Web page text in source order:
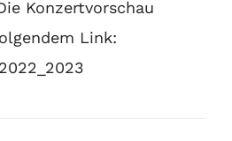
Konzertvorschau
Link: